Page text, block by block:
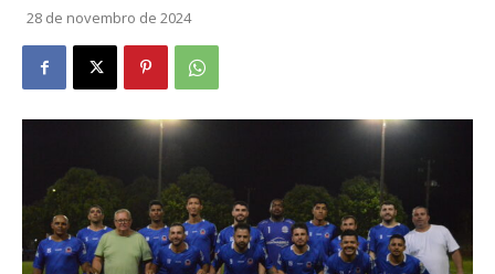
28 de novembro de 2024